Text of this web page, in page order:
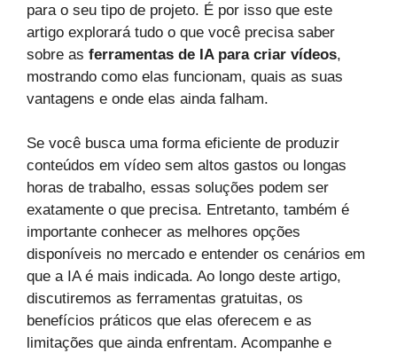
para o seu tipo de projeto. É por isso que este
artigo explorará tudo o que você precisa saber
sobre as ferramentas de IA para criar vídeos,
mostrando como elas funcionam, quais as suas
vantagens e onde elas ainda falham.
Se você busca uma forma eficiente de produzir
conteúdos em vídeo sem altos gastos ou longas
horas de trabalho, essas soluções podem ser
exatamente o que precisa. Entretanto, também é
importante conhecer as melhores opções
disponíveis no mercado e entender os cenários em
que a IA é mais indicada. Ao longo deste artigo,
discutiremos as ferramentas gratuitas, os
benefícios práticos que elas oferecem e as
limitações que ainda enfrentam. Acompanhe e